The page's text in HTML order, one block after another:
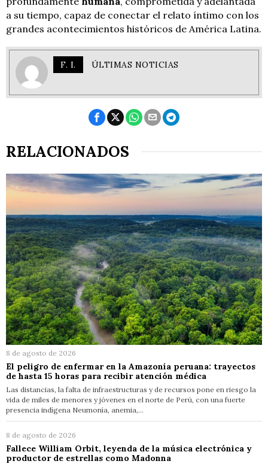
a su tiempo, capaz de conectar el relato íntimo con los
grandes acontecimientos históricos de América Latina.
F. I. ÚLTIMAS NOTICIAS
RELACIONADOS
8 de agosto de 2026
El peligro de enfermar en la Amazonía peruana: trayectos
de hasta 15 horas para recibir atención médica
Las distancias, la falta de infraestructuras y de recursos pone en riesgo la
vida de miles de menores y jóvenes en el norte de Perú, con una fuerte
presencia indígena Neumonía, anemia,…
8 de agosto de 2026
Fallece William Orbit, leyenda de la música electrónica y
productor de estrellas como Madonna